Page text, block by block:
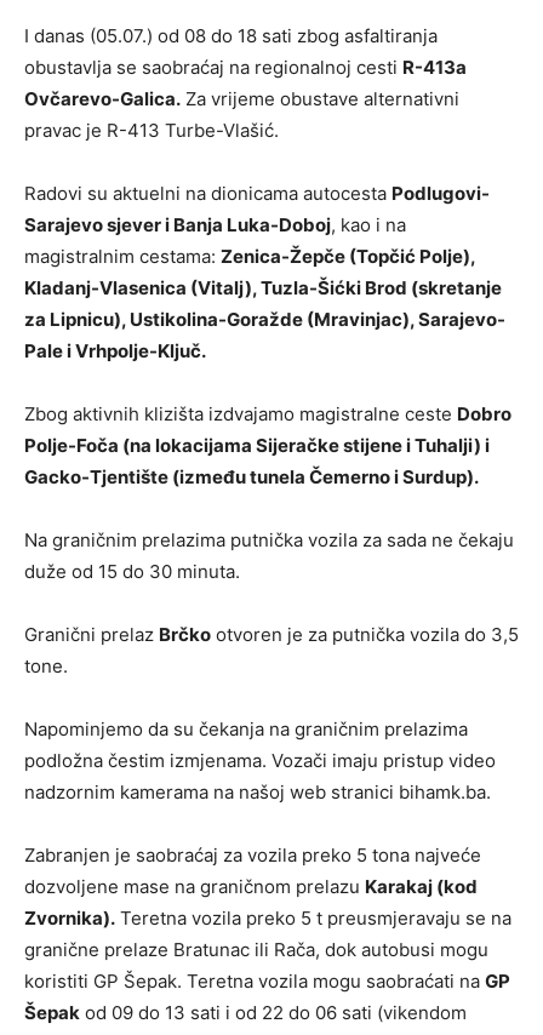
I danas (05.07.) od 08 do 18 sati zbog asfaltiranja
obustavlja se saobraćaj na regionalnoj cesti R-413a
Ovčarevo-Galica. Za vrijeme obustave alternativni
pravac je R-413 Turbe-Vlašić.
Radovi su aktuelni na dionicama autocesta Podlugovi-
Sarajevo sjever i Banja Luka-Doboj, kao i na
magistralnim cestama: Zenica-Žepče (Topčić Polje),
Kladanj-Vlasenica (Vitalj), Tuzla-Šićki Brod (skretanje
za Lipnicu), Ustikolina-Goražde (Mravinjac), Sarajevo-
Pale i Vrhpolje-Ključ.
Zbog aktivnih klizišta izdvajamo magistralne ceste Dobro
Polje-Foča (na lokacijama Sijeračke stijene i Tuhalji) i
Gacko-Tjentište (između tunela Čemerno i Surdup).
Na graničnim prelazima putnička vozila za sada ne čekaju
duže od 15 do 30 minuta.
Granični prelaz Brčko otvoren je za putnička vozila do 3,5
tone.
Napominjemo da su čekanja na graničnim prelazima
podložna čestim izmjenama. Vozači imaju pristup video
nadzornim kamerama na našoj web stranici bihamk.ba.
Zabranjen je saobraćaj za vozila preko 5 tona najveće
dozvoljene mase na graničnom prelazu Karakaj (kod
Zvornika). Teretna vozila preko 5 t preusmjeravaju se na
granične prelaze Bratunac ili Rača, dok autobusi mogu
koristiti GP Šepak. Teretna vozila mogu saobraćati na GP
Šepak od 09 do 13 sati i od 22 do 06 sati (vikendom